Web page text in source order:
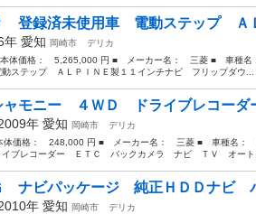
登録済未使用車 電動ステップ Ａ
年 愛知 岡崎市
デリカ
体価格： 5,265,000 円 ■ メーカー名： 三菱 ■ 車種名
テップ ＡＬＰＩＮＥ製１１インチナビ フリップダウ...
ャモニー ４ＷＤ ドライブレコー
年 愛知 岡崎市
デリカ
価格： 248,000 円 ■ メーカー名： 三菱 ■ 車種名：
ブレコーダー ＥＴＣ バックカメラ ナビ ＴＶ オート
ナビパッケージ 純正ＨＤＤナビ
年 愛知 岡崎市
デリカ